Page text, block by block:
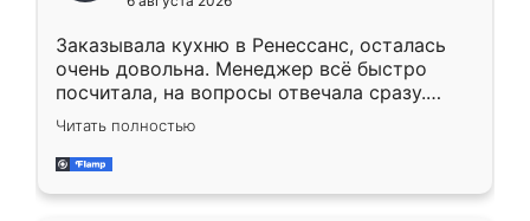
мебели буду заказывать только здесь.
Заказывала кухню в Ренессанс, осталась
очень довольна. Менеджер всё быстро
посчитала, на вопросы отвечала сразу.
Замерщик приехал в субботу, подошёл к
делу со всей ответственностью. Собрали
за день, ребята работали аккуратно, даже
Читать полностью